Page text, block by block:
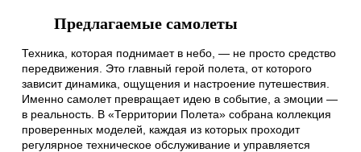
Предлагаемые самолеты
Техника, которая поднимает в небо, — не просто средство
передвижения. Это главный герой полета, от которого
зависит динамика, ощущения и настроение путешествия.
Именно самолет превращает идею в событие, а эмоции —
в реальность. В «Территории Полета» собрана коллекция
проверенных моделей, каждая из которых проходит
регулярное техническое обслуживание и управляется